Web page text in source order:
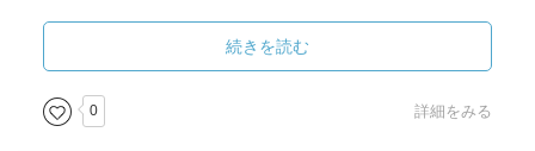
テスラモーターCEOのイーロン・マスクは「スペースX」を
経営している。
著者のホリエモンも北海道でロケット打ち上げ実験を行
続きを読む
0 詳細をみる